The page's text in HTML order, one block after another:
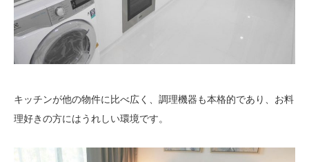
キッチンが他の物件に比べ広く、調理機器も本格的であり、お料
理好きの方にはうれしい環境です。